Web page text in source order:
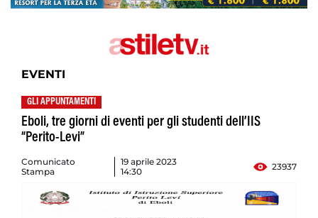
EVENTI
GLI APPUNTAMENTI
Eboli, tre giorni di eventi per gli studenti dell’IIS
“Perito-Levi”
Comunicato
Stampa
19 aprile 2023
14:30
23937